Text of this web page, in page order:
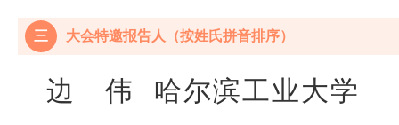
三 大会特邀报告人（按姓氏拼音排序）
边 伟 哈尔滨工业大学